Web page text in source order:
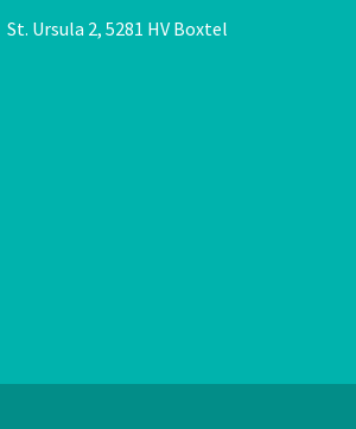
St. Ursula 2, 5281 HV Boxtel